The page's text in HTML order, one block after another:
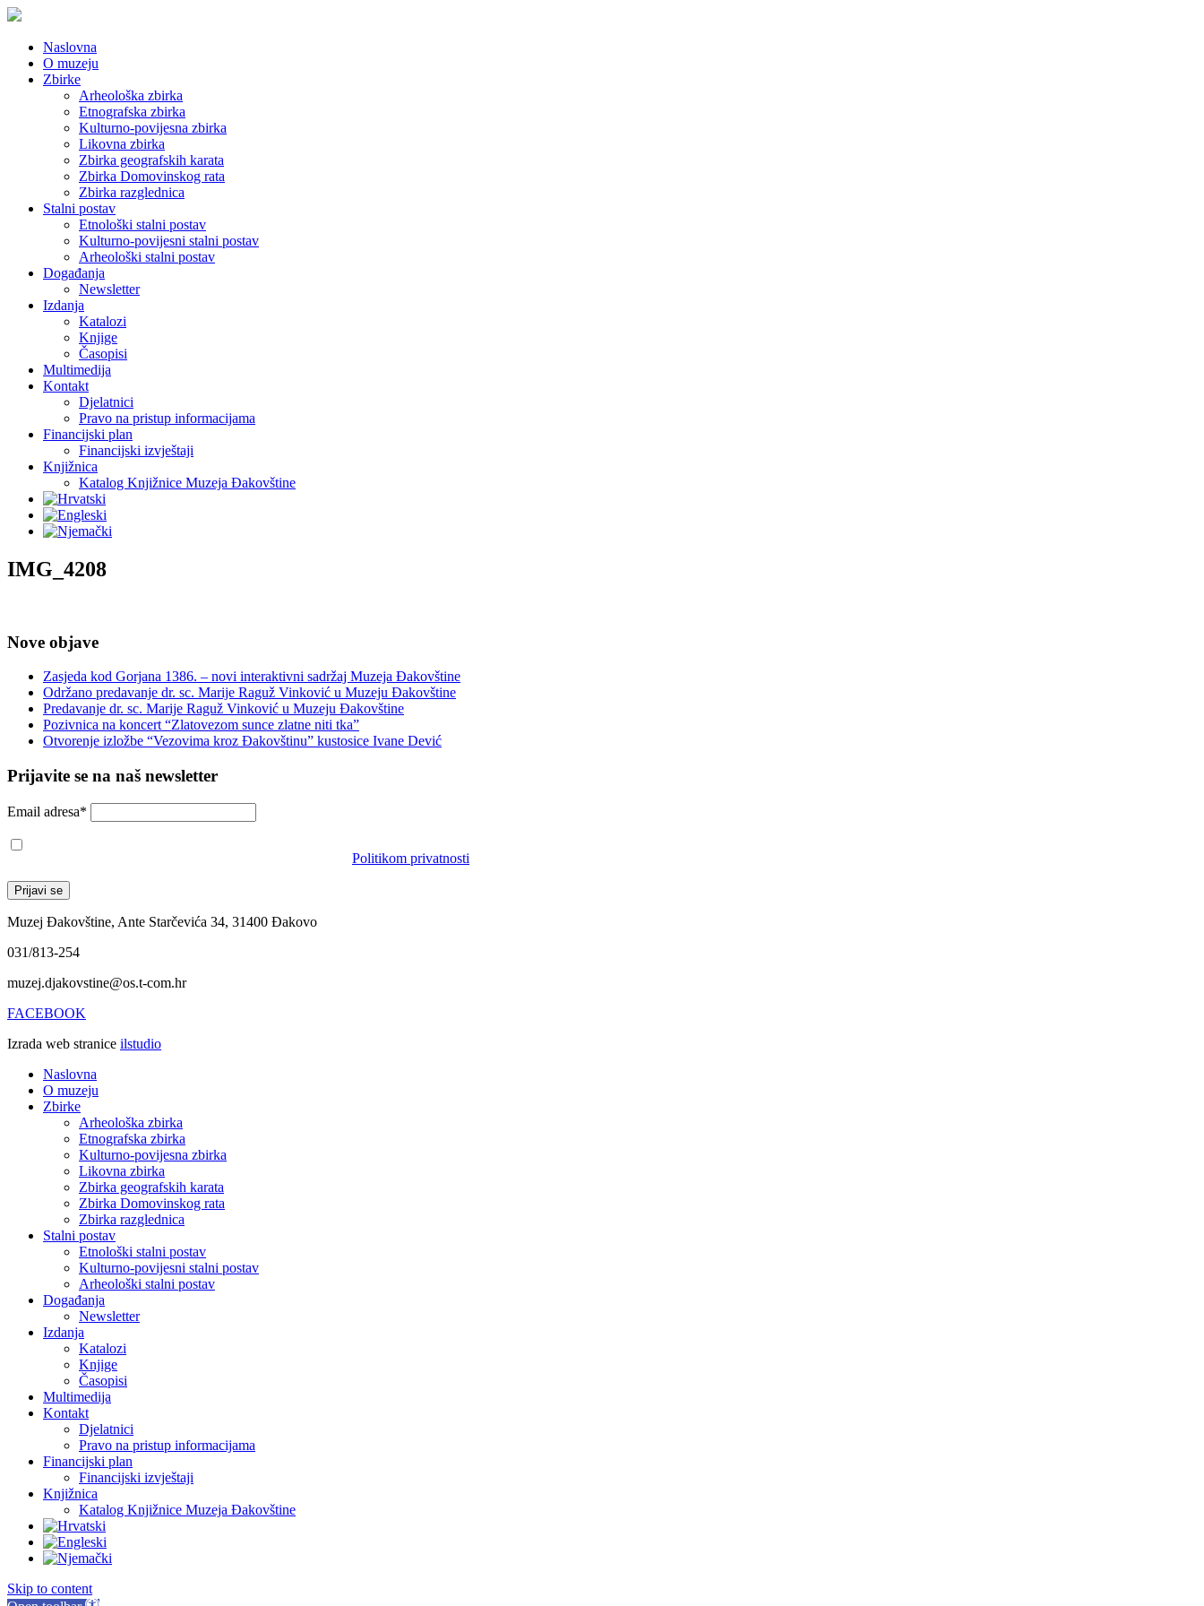
Naslovna
O muzeju
Zbirke
Arheološka zbirka
Etnografska zbirka
Kulturno-povijesna zbirka
Likovna zbirka
Zbirka geografskih karata
Zbirka Domovinskog rata
Zbirka razglednica
Stalni postav
Etnološki stalni postav
Kulturno-povijesni stalni postav
Arheološki stalni postav
Događanja
Newsletter
Izdanja
Katalozi
Knjige
Časopisi
Multimedija
Kontakt
Djelatnici
Pravo na pristup informacijama
Financijski plan
Financijski izvještaji
Knjižnica
Katalog Knjižnice Muzeja Đakovštine
IMG_4208
Nove objave
Zasjeda kod Gorjana 1386. – novi interaktivni sadržaj Muzeja Đakovštine
Održano predavanje dr. sc. Marije Raguž Vinković u Muzeju Đakovštine
Predavanje dr. sc. Marije Raguž Vinković u Muzeju Đakovštine
Pozivnica na koncert “Zlatovezom sunce zlatne niti tka”
Otvorenje izložbe “Vezovima kroz Đakovštinu” kustosice Ivane Dević
Prijavite se na naš newsletter
Email adresa*
Politikom privatnosti
Muzej Đakovštine, Ante Starčevića 34, 31400 Đakovo
031/813-254
muzej.djakovstine@os.t-com.hr
FACEBOOK
Izrada web stranice ilstudio
Naslovna
O muzeju
Zbirke
Arheološka zbirka
Etnografska zbirka
Kulturno-povijesna zbirka
Likovna zbirka
Zbirka geografskih karata
Zbirka Domovinskog rata
Zbirka razglednica
Stalni postav
Etnološki stalni postav
Kulturno-povijesni stalni postav
Arheološki stalni postav
Događanja
Newsletter
Izdanja
Katalozi
Knjige
Časopisi
Multimedija
Kontakt
Djelatnici
Pravo na pristup informacijama
Financijski plan
Financijski izvještaji
Knjižnica
Katalog Knjižnice Muzeja Đakovštine
Skip to content